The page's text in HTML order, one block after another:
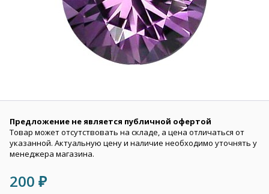
Предложение не является публичной офертой
Товар может отсутствовать на складе, а цена отличаться от
указанной. Актуальную цену и наличие необходимо уточнять у
менеджера магазина.
200 ₽